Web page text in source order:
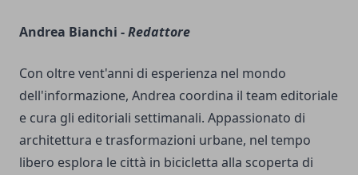
Andrea Bianchi -Redattore
Con oltre vent'anni di esperienza nel mondo
dell'informazione, Andrea coordina il team editoriale
e cura gli editoriali settimanali. Appassionato di
architettura e trasformazioni urbane, nel tempo
libero esplora le città in bicicletta alla scoperta di